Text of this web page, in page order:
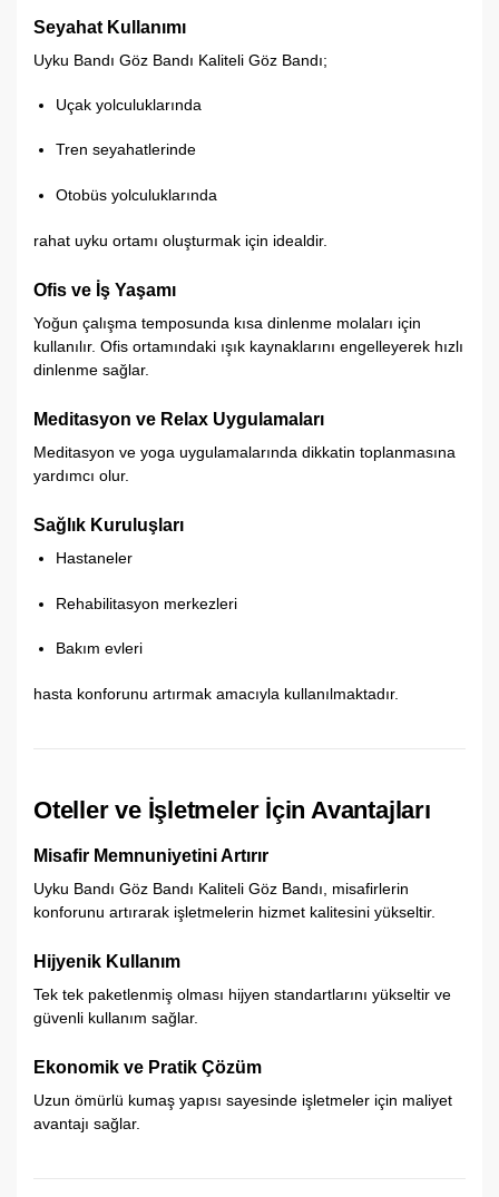
Seyahat Kullanımı
Uyku Bandı Göz Bandı Kaliteli Göz Bandı;
Uçak yolculuklarında
Tren seyahatlerinde
Otobüs yolculuklarında
rahat uyku ortamı oluşturmak için idealdir.
Ofis ve İş Yaşamı
Yoğun çalışma temposunda kısa dinlenme molaları için
kullanılır. Ofis ortamındaki ışık kaynaklarını engelleyerek hızlı
dinlenme sağlar.
Meditasyon ve Relax Uygulamaları
Meditasyon ve yoga uygulamalarında dikkatin toplanmasına
yardımcı olur.
Sağlık Kuruluşları
Hastaneler
Rehabilitasyon merkezleri
Bakım evleri
hasta konforunu artırmak amacıyla kullanılmaktadır.
Oteller ve İşletmeler İçin Avantajları
Misafir Memnuniyetini Artırır
Uyku Bandı Göz Bandı Kaliteli Göz Bandı, misafirlerin
konforunu artırarak işletmelerin hizmet kalitesini yükseltir.
Hijyenik Kullanım
Tek tek paketlenmiş olması hijyen standartlarını yükseltir ve
güvenli kullanım sağlar.
Ekonomik ve Pratik Çözüm
Uzun ömürlü kumaş yapısı sayesinde işletmeler için maliyet
avantajı sağlar.